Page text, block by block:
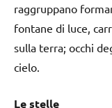
raggruppano
fontane di luce,
sulla terra; occhi
cielo.
Le stelle